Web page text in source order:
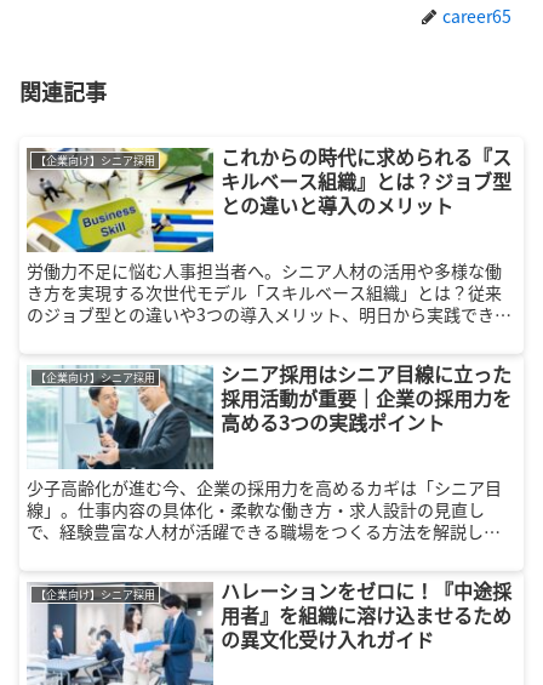
career65
関連記事
【企業向け】シニア採用
これからの時代に求められる『ス
キルベース組織』とは？ジョブ型
との違いと導入のメリット
労働力不足に悩む人事担当者へ。シニア人材の活用や多様な働
き方を実現する次世代モデル「スキルベース組織」とは？従来
のジョブ型との違いや3つの導入メリット、明日から実践できる
満載です。
【企業向け】シニア採用
シニア採用はシニア目線に立った
採用活動が重要｜企業の採用力を
高める3つの実践ポイント
少子高齢化が進む今、企業の採用力を高めるカギは「シニア目
線」。仕事内容の具体化・柔軟な働き方・求人設計の見直し
で、経験豊富な人材が活躍できる職場をつくる方法を解説しま
【企業向け】シニア採用
ハレーションをゼロに！『中途採
用者』を組織に溶け込ませるため
の異文化受け入れガイド